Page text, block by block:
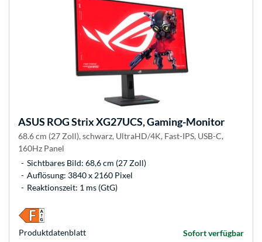
ASUS ROG Strix XG27UCS, Gaming-Monitor
68.6 cm (27 Zoll), schwarz, UltraHD/4K, Fast-IPS, USB-C,
160Hz Panel
Sichtbares Bild: 68,6 cm (27 Zoll)
Auflösung: 3840 x 2160 Pixel
Reaktionszeit: 1 ms (GtG)
Sofort verfügbar
Produkt­datenblatt